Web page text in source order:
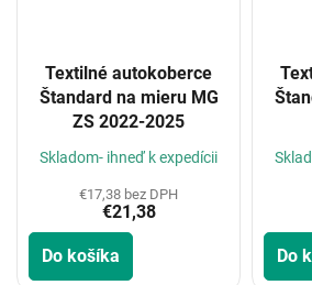
Textilné autokoberce
Štandard na mieru MG
ZS 2022-2025
Skladom- ihneď k expedícii
€17,38 bez DPH
€21,38
Do košíka Do